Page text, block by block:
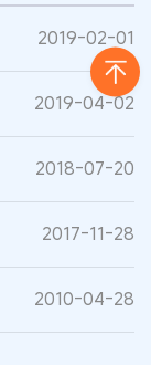
2019-02-01
2019-04-02
2018-07-20
2017-11-28
2010-04-28